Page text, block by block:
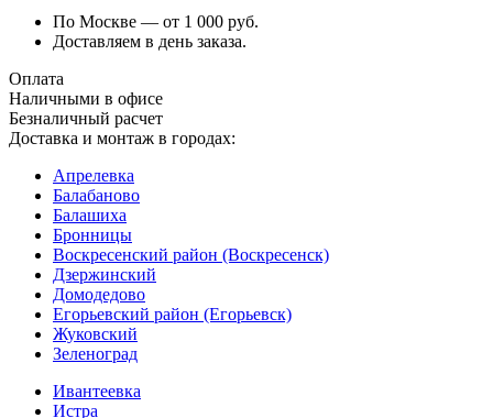
По Москве — от 1 000 руб.
Доставляем в день заказа.
Оплата
Наличными в офисе
Безналичный расчет
Доставка и монтаж в городах:
Апрелевка
Балабаново
Балашиха
Бронницы
Воскресенский район (Воскресенск)
Дзержинский
Домодедово
Егорьевский район (Егорьевск)
Жуковский
Зеленоград
Ивантеевка
Истра